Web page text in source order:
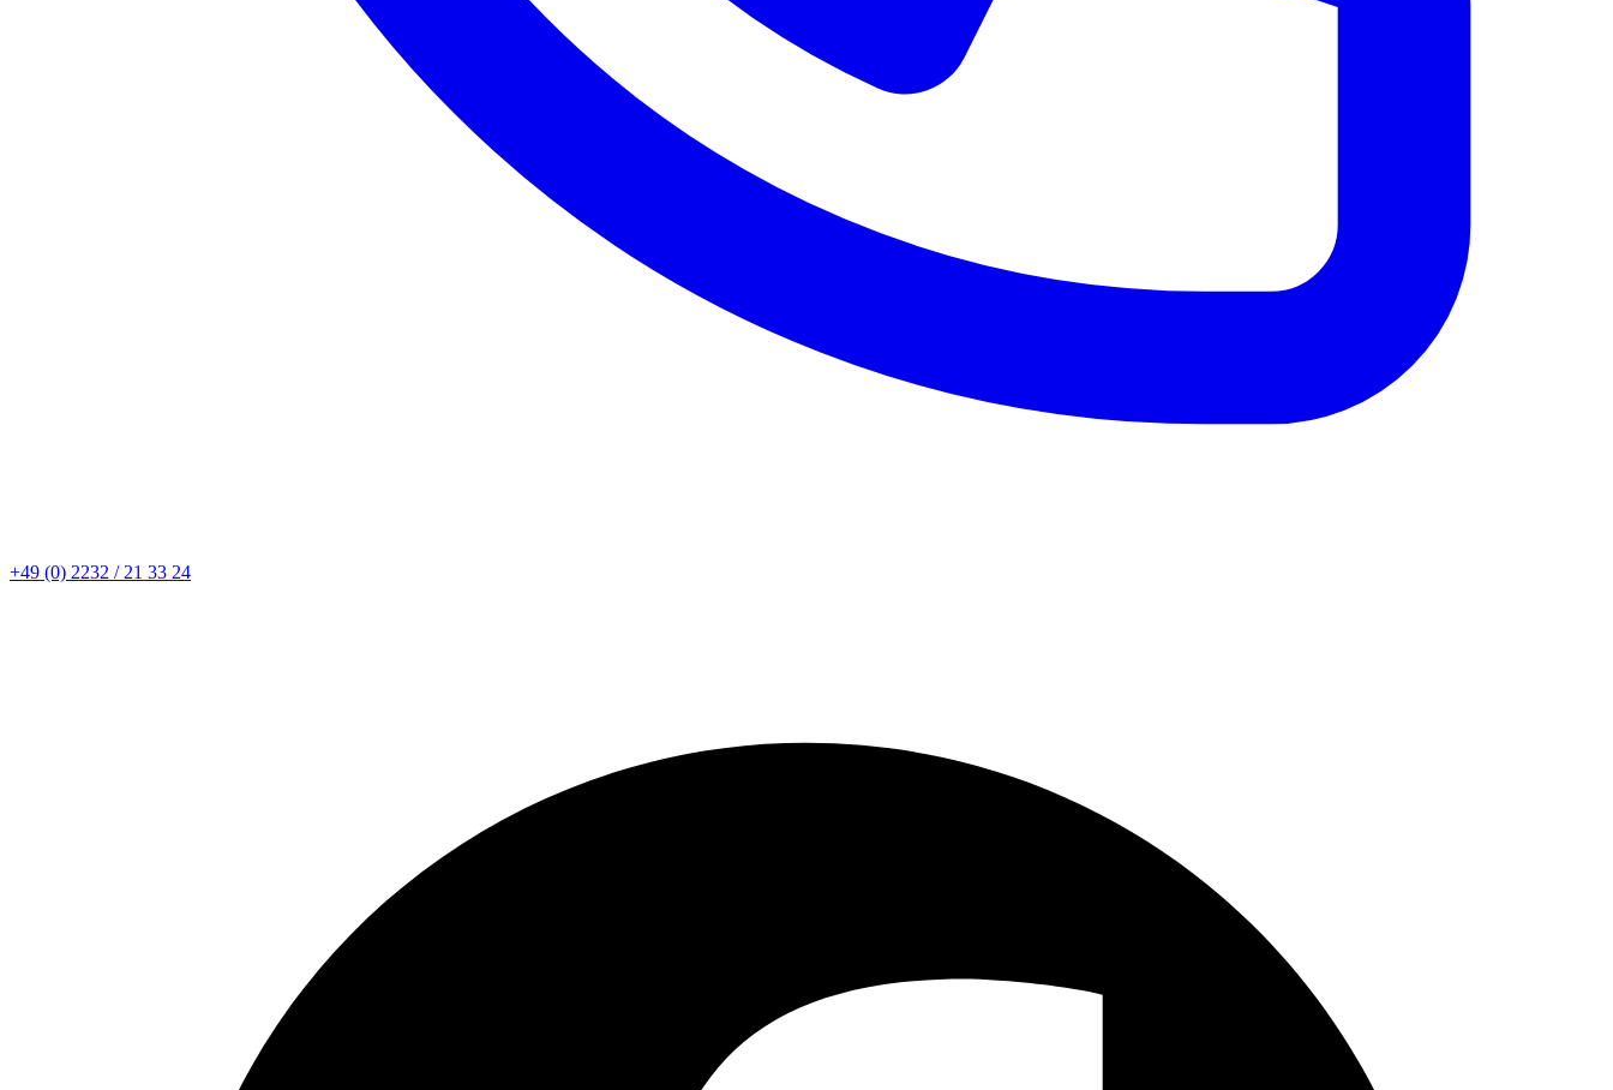
+49 (0) 2232 / 21 33 24